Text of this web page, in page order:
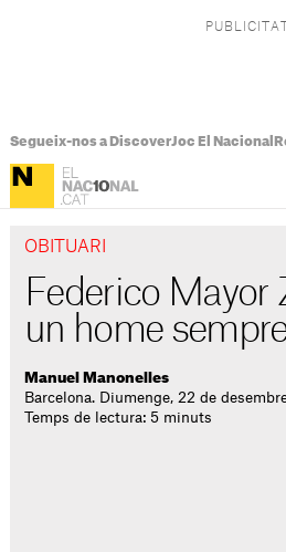
Segueix-nos a DiscoverJoc El Nacional
OBITUARI
Federico Mayor
un home
Manuel Manonelles
Barcelona. Diumenge, 22 de
Temps de lectura: 5 minuts